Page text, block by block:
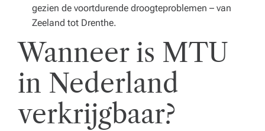
gezien de voortdurende droogteproblemen – van
Zeeland tot Drenthe.
Wanneer is MTU
in Nederland
verkrijgbaar?